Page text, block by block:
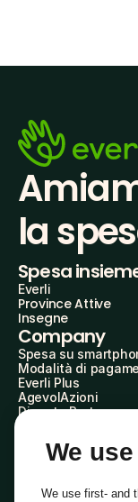
la
Spesa
Everli
Province Attive
Insegne
Company
Spesa su
Modalità di
Everli Plus
AgevolAzioni
Diventa Partner
Everli Shoppers
About Us
Everli News
We
We use first- and